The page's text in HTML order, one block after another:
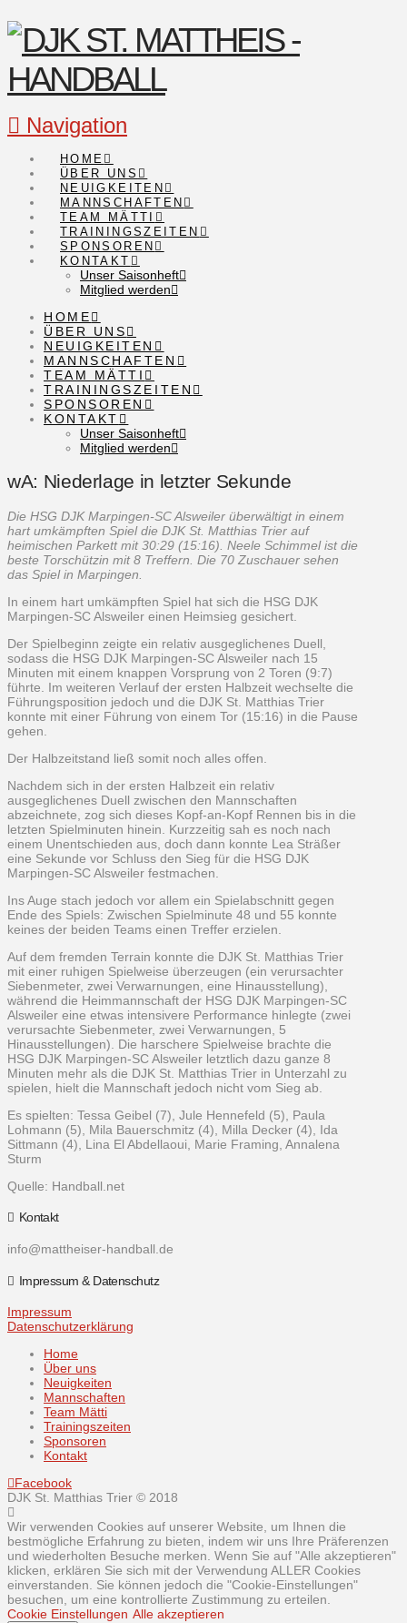
Navigation
HOME
ÜBER UNS
NEUIGKEITEN
MANNSCHAFTEN
TEAM MÄTTI
TRAININGSZEITEN
SPONSOREN
KONTAKT
Unser Saisonheft
Mitglied werden
HOME
ÜBER UNS
NEUIGKEITEN
MANNSCHAFTEN
TEAM MÄTTI
TRAININGSZEITEN
SPONSOREN
KONTAKT
Unser Saisonheft
Mitglied werden
wA: Niederlage in letzter Sekunde
Die HSG DJK Marpingen-SC Alsweiler überwältigt in einem
hart umkämpften Spiel die DJK St. Matthias Trier auf
heimischen Parkett mit 30:29 (15:16). Neele Schimmel ist die
beste Torschützin mit 8 Treffern. Die 70 Zuschauer sehen
das Spiel in Marpingen.
In einem hart umkämpften Spiel hat sich die HSG DJK
Marpingen-SC Alsweiler einen Heimsieg gesichert.
Der Spielbeginn zeigte ein relativ ausgeglichenes Duell,
sodass die HSG DJK Marpingen-SC Alsweiler nach 15
Minuten mit einem knappen Vorsprung von 2 Toren (9:7)
führte. Im weiteren Verlauf der ersten Halbzeit wechselte die
Führungsposition jedoch und die DJK St. Matthias Trier
konnte mit einer Führung von einem Tor (15:16) in die Pause
gehen.
Der Halbzeitstand ließ somit noch alles offen.
Nachdem sich in der ersten Halbzeit ein relativ
ausgeglichenes Duell zwischen den Mannschaften
abzeichnete, zog sich dieses Kopf-an-Kopf Rennen bis in die
letzten Spielminuten hinein. Kurzzeitig sah es noch nach
einem Unentschieden aus, doch dann konnte Lea Sträßer
eine Sekunde vor Schluss den Sieg für die HSG DJK
Marpingen-SC Alsweiler festmachen.
Ins Auge stach jedoch vor allem ein Spielabschnitt gegen
Ende des Spiels: Zwischen Spielminute 48 und 55 konnte
keines der beiden Teams einen Treffer erzielen.
Auf dem fremden Terrain konnte die DJK St. Matthias Trier
mit einer ruhigen Spielweise überzeugen (ein verursachter
Siebenmeter, zwei Verwarnungen, eine Hinausstellung),
während die Heimmannschaft der HSG DJK Marpingen-SC
Alsweiler eine etwas intensivere Performance hinlegte (zwei
verursachte Siebenmeter, zwei Verwarnungen, 5
Hinausstellungen). Die harschere Spielweise brachte die
HSG DJK Marpingen-SC Alsweiler letztlich dazu ganze 8
Minuten mehr als die DJK St. Matthias Trier in Unterzahl zu
spielen, hielt die Mannschaft jedoch nicht vom Sieg ab.
Es spielten: Tessa Geibel (7), Jule Hennefeld (5), Paula
Lohmann (5), Mila Bauerschmitz (4), Milla Decker (4), Ida
Sittmann (4), Lina El Abdellaoui, Marie Framing, Annalena
Sturm
Quelle: Handball.net
Kontakt
info@mattheiser-handball.de
Impressum & Datenschutz
Impressum
Datenschutzerklärung
Home
Über uns
Neuigkeiten
Mannschaften
Team Mätti
Trainingszeiten
Sponsoren
Kontakt
Facebook
DJK St. Matthias Trier © 2018
Wir verwenden Cookies auf unserer Website, um Ihnen die
bestmögliche Erfahrung zu bieten, indem wir uns Ihre Präferenzen
und wiederholten Besuche merken. Wenn Sie auf "Alle akzeptieren"
klicken, erklären Sie sich mit der Verwendung ALLER Cookies
einverstanden. Sie können jedoch die "Cookie-Einstellungen"
besuchen, um eine kontrollierte Zustimmung zu erteilen.
Cookie Einstellungen Alle akzeptieren